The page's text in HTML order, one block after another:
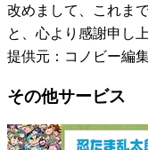
改めまして、これま
と、心より感謝申し
提供元：コノビー編
その他サービス